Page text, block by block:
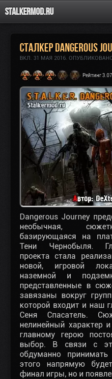
Stalkermod.ru
Сталкер Dangerous
ВКЛ. 31 МАЯ 2016.
Рейтинг
Dangerous Journey
необычная,
базирующаяся на
Тени Чернобыля.
проекта стала
новой, игровой
наземной и
представленные в
завязаны вокруг
которой входит и наш
Сеня Спасатель.
нелинейный характер
главному герою
выбор. В связи с
обдуманно
этого напрямую
финал игры, но и